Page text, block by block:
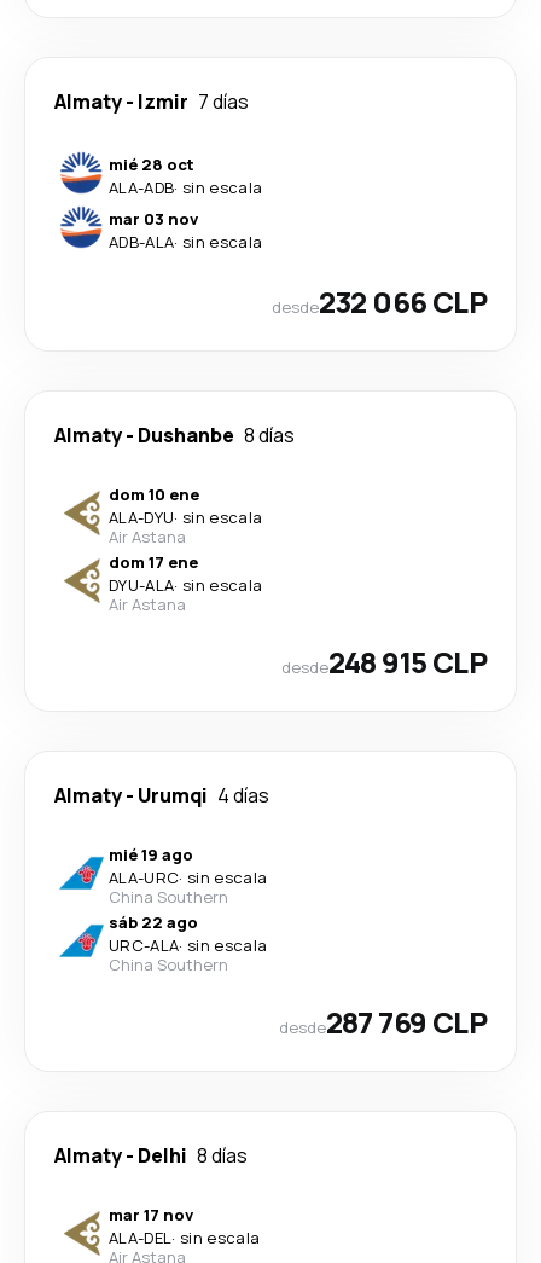
Almaty- Izmir 7 días
mié 28 oct
ALA-ADB· sin escala
mar 03 nov
ADB-ALA· sin escala
desde232 066 CLP
Almaty- Dushanbe 8 días
dom 10 ene
ALA-DYU· sin escala
Air Astana
dom 17 ene
DYU-ALA· sin escala
Air Astana
desde248 915 CLP
Almaty- Urumqi 4 días
mié 19 ago
ALA-URC· sin escala
China Southern
sáb 22 ago
URC-ALA· sin escala
China Southern
desde287 769 CLP
Almaty- Delhi 8 días
mar 17 nov
ALA-DEL· sin escala
Air Astana